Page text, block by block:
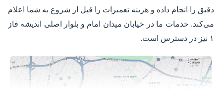
دقیق را انجام داده و هزینه تعمیرات را قبل از شروع به شما اعلام
می‌کند. خدمات ما در خیابان میدان امام و بلوار اصلی اندیشه فاز
۱ نیز در دسترس است.